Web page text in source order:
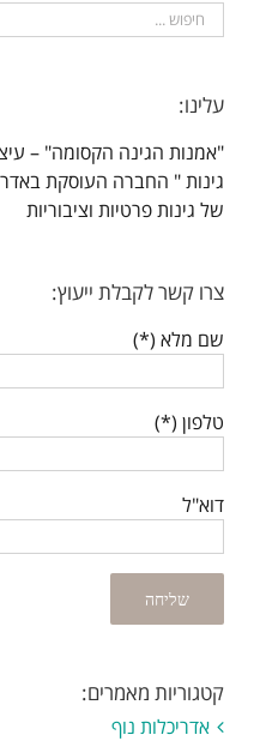
חיפוש...
עלינו:
"אמנות הגינה הקסומה" –
גינות " החברה העוסקת
של גינות פרטיות וציבוריות
צרו קשר לקבלת ייעוץ:
שם מלא (*)
טלפון (*)
דוא"ל
קטגוריות מאמרים:
אדריכלות נוף